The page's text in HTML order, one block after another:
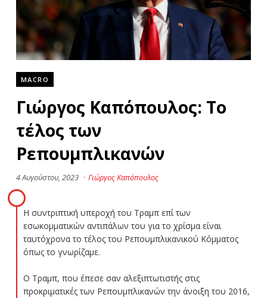
MACRO
Γιώργος Καπόπουλος: Το
τέλος των
Ρεπουμπλικανών
4 Αυγούστου, 2023 · Γιώργος Καπόπουλος
Η συντριπτική υπεροχή του Τραμπ επί των
εσωκομματικών αντιπάλων του για το χρίσμα είναι
ταυτόχρονα το τέλος του Ρεπουμπλικανικού Κόμματος
όπως το γνωρίζαμε.
Ο Τραμπ, που έπεσε σαν αλεξιπτωτιστής στις
προκριματικές των Ρεπουμπλικανών την άνοιξη του 2016,